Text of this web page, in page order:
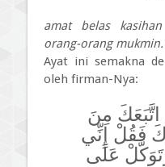
amat belas
orang-orang mukmin.
Ayat ini semakna
oleh firman-Nya:
مِنَ
فَقُلْ إِنِّي
عَلَى